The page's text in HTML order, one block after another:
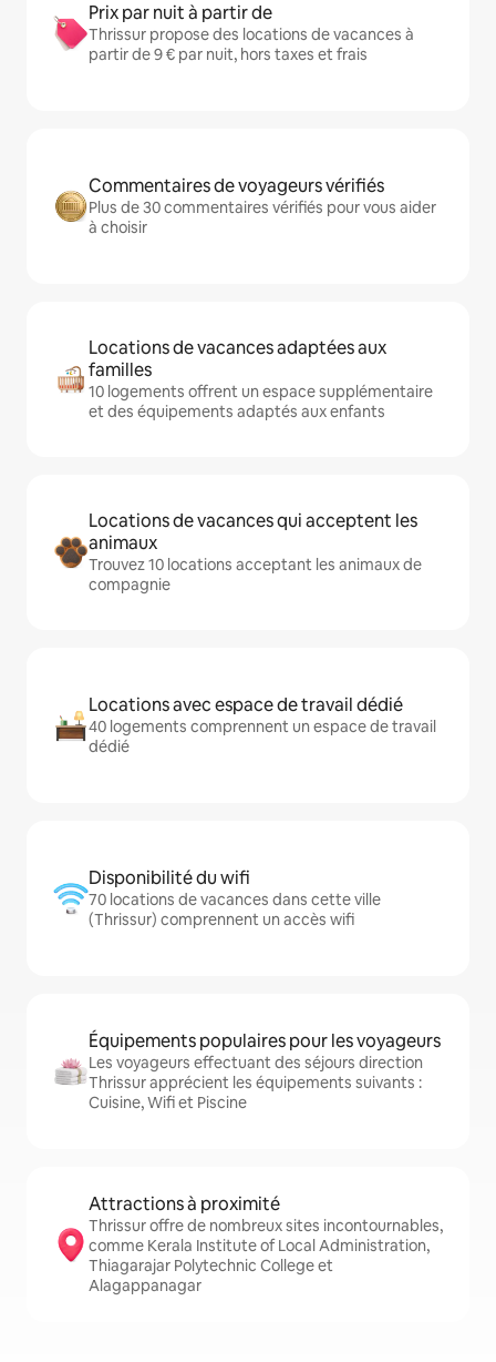
Prix par nuit à partir de
Thrissur propose des locations de vacances à
partir de 9 € par nuit, hors taxes et frais
Commentaires de voyageurs vérifiés
Plus de 30 commentaires vérifiés pour vous aider
à choisir
Locations de vacances adaptées aux
familles
10 logements offrent un espace supplémentaire
et des équipements adaptés aux enfants
Locations de vacances qui acceptent les
animaux
Trouvez 10 locations acceptant les animaux de
compagnie
Locations avec espace de travail dédié
40 logements comprennent un espace de travail
dédié
Disponibilité du wifi
70 locations de vacances dans cette ville
(Thrissur) comprennent un accès wifi
Équipements populaires pour les voyageurs
Les voyageurs effectuant des séjours direction
Thrissur apprécient les équipements suivants :
Cuisine, Wifi et Piscine
Attractions à proximité
Thrissur offre de nombreux sites incontournables,
comme Kerala Institute of Local Administration,
Thiagarajar Polytechnic College et
Alagappanagar